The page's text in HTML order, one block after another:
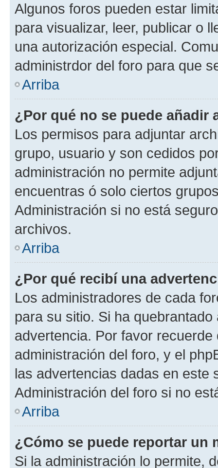
Algunos foros pueden estar
para visualizar, leer, publicar o
una autorización especial.
administrdor del foro para que
Arriba
¿Por qué no se puede añadir
Los permisos para adjuntar
grupo, usuario y son cedidos
administración no permite
encuentras ó solo ciertos
Administración si no está
archivos.
Arriba
¿Por qué recibí una
Los administradores de cada
para su sitio. Si ha
advertencia. Por favor
administración del foro, y el
las advertencias dadas en este
Administración del foro si no
Arriba
¿Cómo se puede reportar un
Si la administración lo permite,